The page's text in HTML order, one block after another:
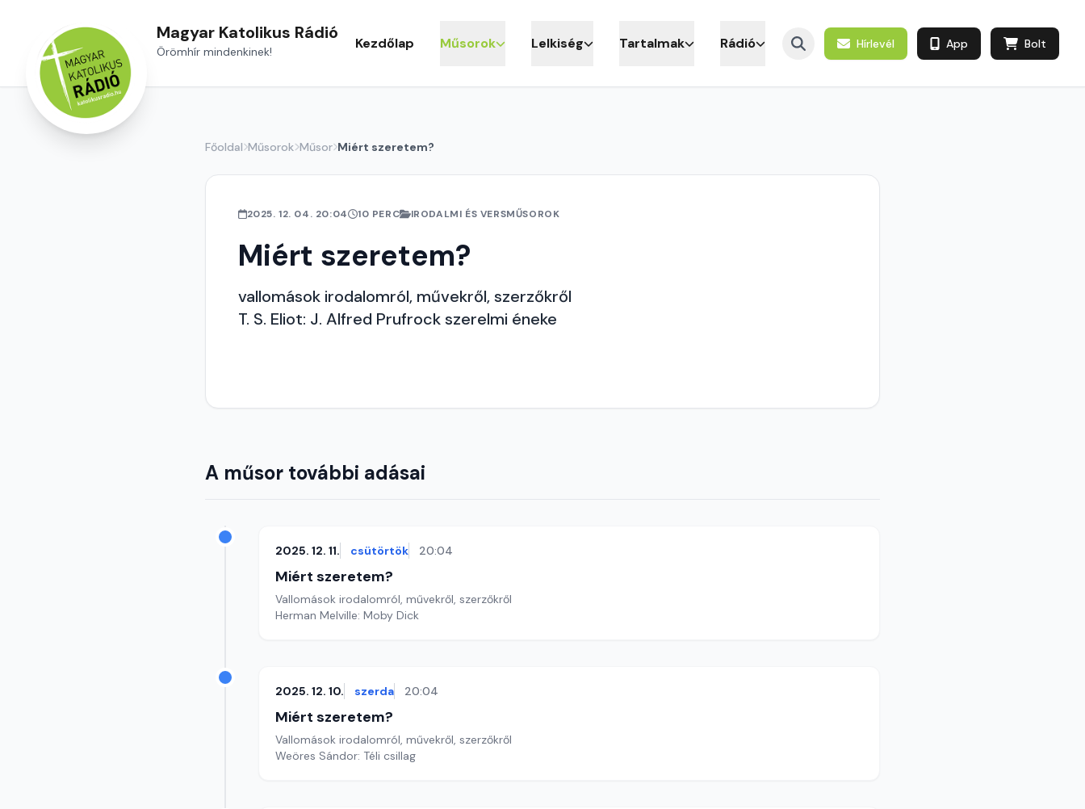
Magyar Katolikus Rádió
Örömhír mindenkinek! Kezdőlap Műsorok Lelkiség Tartalmak Rádió Hírlevél App Bolt
Főoldal Műsorok Műsor Miért szeretem?
2025. 12. 04. 20:04 10 PERC IRODALMI ÉS VERSMŰSOROK
Miért szeretem?
vallomások irodalomról, művekről, szerzőkről
T. S. Eliot: J. Alfred Prufrock szerelmi éneke
A műsor további adásai
2025. 12. 11. csütörtök 20:04
Miért szeretem?
Vallomások irodalomról, művekről, szerzőkről
Herman Melville: Moby Dick
2025. 12. 10. szerda 20:04
Miért szeretem?
Vallomások irodalomról, művekről, szerzőkről
Weöres Sándor: Téli csillag